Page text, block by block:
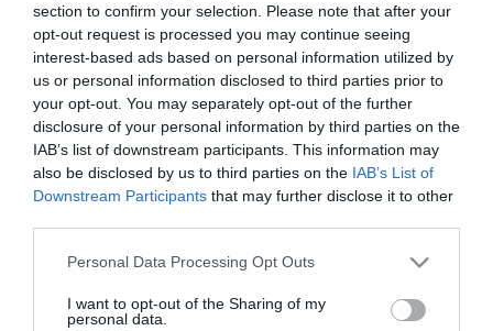
section to confirm your selection. Please note that after your
opt-out request is processed you may continue seeing
interest-based ads based on personal information utilized by
us or personal information disclosed to third parties prior to
your opt-out. You may separately opt-out of the further
disclosure of your personal information by third parties on the
IAB’s list of downstream participants. This information may
also be disclosed by us to third parties on the IAB’s List of
Downstream Participants that may further disclose it to other
Please note that this website/app uses one or more Google
not limited to your visit or usage behaviour. You may click to
grant or deny consent to Google and its third-party tags to
Personal Data Processing Opt Outs
I want to opt-out of the Sharing of my
personal data.
23,72 €
Αγορά
47,53 €
Αγορά